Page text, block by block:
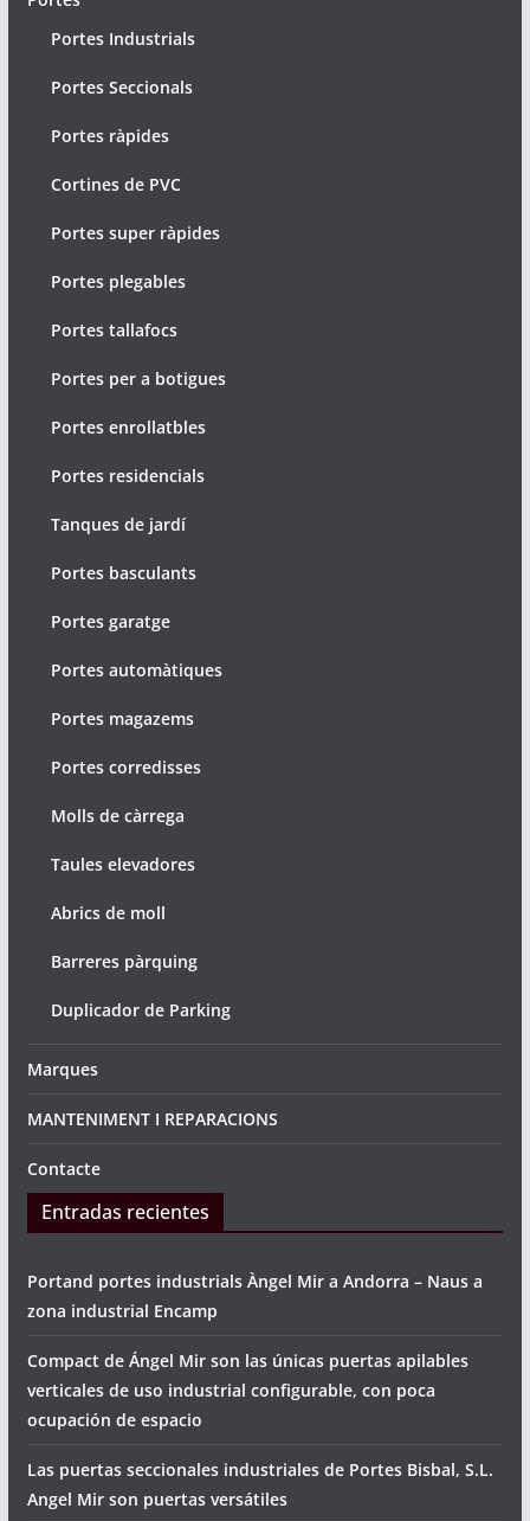
Portes Industrials
Portes Seccionals
Portes ràpides
Cortines de PVC
Portes super ràpides
Portes plegables
Portes tallafocs
Portes per a botigues
Portes enrollatbles
Portes residencials
Tanques de jardí
Portes basculants
Portes garatge
Portes automàtiques
Portes magazems
Portes corredisses
Molls de càrrega
Taules elevadores
Abrics de moll
Barreres pàrquing
Duplicador de Parking
Marques
MANTENIMENT I REPARACIONS
Contacte
Entradas recientes
Portand portes industrials Àngel Mir a Andorra – Naus a
zona industrial Encamp
Compact de Ángel Mir son las únicas puertas apilables
verticales de uso industrial configurable, con poca
ocupación de espacio
Las puertas seccionales industriales de Portes Bisbal, S.L.
Angel Mir son puertas versátiles